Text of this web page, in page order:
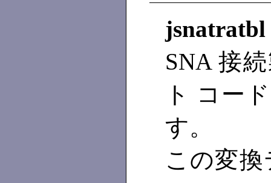
jsnatratbl
SNA 接
ト コー
す。
この変